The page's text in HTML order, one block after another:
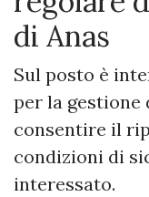
di Anas
Sul posto è
per la gestione
consentire il
condizioni di
interessato.